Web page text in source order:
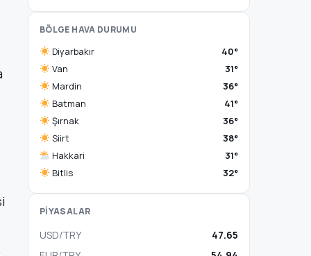
BÖLGE HAVA DURUMU
Diyarbakır
40°
Van
31°
Mardin
36°
Batman
41°
Şırnak
36°
Siirt
38°
Hakkari
31°
Bitlis
32°
PİYASALAR
USD/TRY
47.65